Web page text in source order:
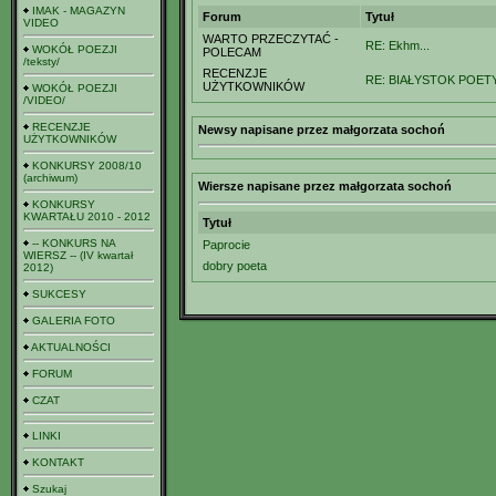
IMAK - MAGAZYN
VIDEO
WOKÓŁ POEZJI
/teksty/
WOKÓŁ POEZJI
/VIDEO/
RECENZJE
UŻYTKOWNIKÓW
KONKURSY 2008/10
(archiwum)
KONKURSY
KWARTAŁU 2010 - 2012
-- KONKURS NA
WIERSZ -- (IV kwartał
2012)
SUKCESY
GALERIA FOTO
AKTUALNOŚCI
FORUM
CZAT
LINKI
KONTAKT
Szukaj
Forum
Tytuł
WARTO PRZECZYTAĆ -
POLECAM
RE: Ekhm...
RECENZJE
UŻYTKOWNIKÓW
RE: BIAŁYSTOK
Newsy napisane przez małgorzata sochoń
Wiersze napisane przez małgorzata sochoń
Tytuł
Paprocie
dobry poeta